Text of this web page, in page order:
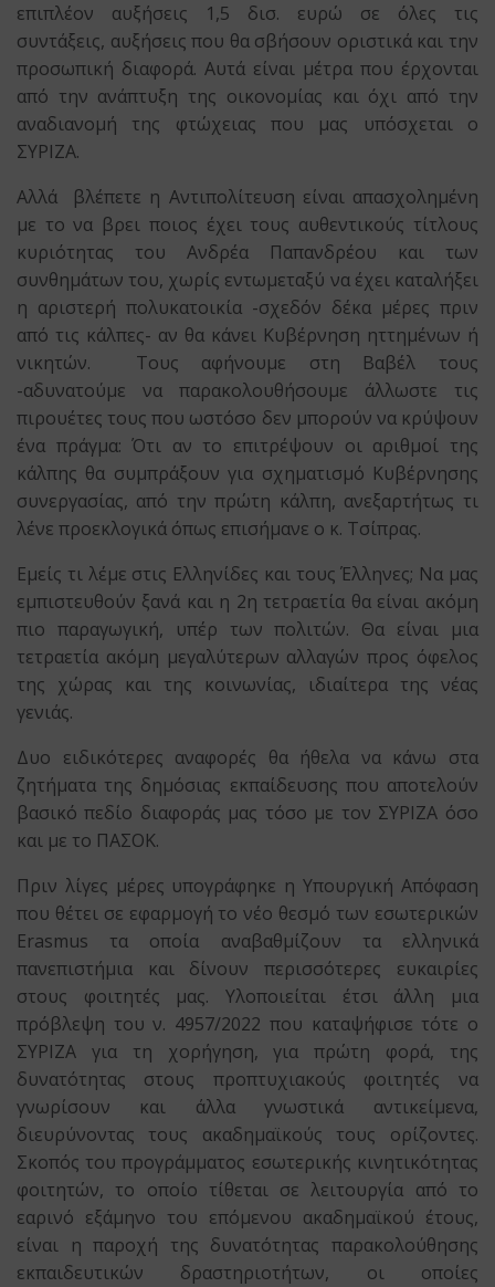
επιπλέον αυξήσεις 1,5 δισ. ευρώ σε όλες τις
συντάξεις, αυξήσεις που θα σβήσουν οριστικά και την
προσωπική διαφορά. Αυτά είναι μέτρα που έρχονται
από την ανάπτυξη της οικονομίας και όχι από την
αναδιανομή της φτώχειας που μας υπόσχεται ο
ΣΥΡΙΖΑ.
Αλλά βλέπετε η Αντιπολίτευση είναι απασχολημένη
με το να βρει ποιος έχει τους αυθεντικούς τίτλους
κυριότητας του Ανδρέα Παπανδρέου και των
συνθημάτων του, χωρίς εντωμεταξύ να έχει καταλήξει
η αριστερή πολυκατοικία -σχεδόν δέκα μέρες πριν
από τις κάλπες- αν θα κάνει Κυβέρνηση ηττημένων ή
νικητών. Τους αφήνουμε στη Βαβέλ τους
-αδυνατούμε να παρακολουθήσουμε άλλωστε τις
πιρουέτες τους που ωστόσο δεν μπορούν να κρύψουν
ένα πράγμα: Ότι αν το επιτρέψουν οι αριθμοί της
κάλπης θα συμπράξουν για σχηματισμό Κυβέρνησης
συνεργασίας, από την πρώτη κάλπη, ανεξαρτήτως τι
λένε προεκλογικά όπως επισήμανε ο κ. Τσίπρας.
Εμείς τι λέμε στις Ελληνίδες και τους Έλληνες; Να μας
εμπιστευθούν ξανά και η 2η τετραετία θα είναι ακόμη
πιο παραγωγική, υπέρ των πολιτών. Θα είναι μια
τετραετία ακόμη μεγαλύτερων αλλαγών προς όφελος
της χώρας και της κοινωνίας, ιδιαίτερα της νέας
γενιάς.
Δυο ειδικότερες αναφορές θα ήθελα να κάνω στα
ζητήματα της δημόσιας εκπαίδευσης που αποτελούν
βασικό πεδίο διαφοράς μας τόσο με τον ΣΥΡΙΖΑ όσο
και με το ΠΑΣΟΚ.
Πριν λίγες μέρες υπογράφηκε η Υπουργική Απόφαση
που θέτει σε εφαρμογή το νέο θεσμό των εσωτερικών
Erasmus τα οποία αναβαθμίζουν τα ελληνικά
πανεπιστήμια και δίνουν περισσότερες ευκαιρίες
στους φοιτητές μας. Υλοποιείται έτσι άλλη μια
πρόβλεψη του ν. 4957/2022 που καταψήφισε τότε ο
ΣΥΡΙΖΑ για τη χορήγηση, για πρώτη φορά, της
δυνατότητας στους προπτυχιακούς φοιτητές να
γνωρίσουν και άλλα γνωστικά αντικείμενα,
διευρύνοντας τους ακαδημαϊκούς τους ορίζοντες.
Σκοπός του προγράμματος εσωτερικής κινητικότητας
φοιτητών, το οποίο τίθεται σε λειτουργία από το
εαρινό εξάμηνο του επόμενου ακαδημαϊκού έτους,
είναι η παροχή της δυνατότητας παρακολούθησης
εκπαιδευτικών δραστηριοτήτων, οι οποίες